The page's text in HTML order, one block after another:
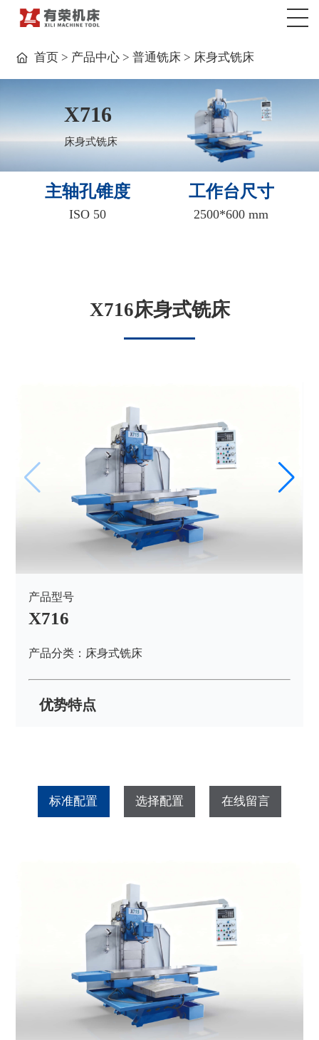
首页 > 产品中心 >普通铣床 > 床身式铣床
X716
床身式铣床
主轴孔锥度
ISO 50
工作台尺寸
2500*600 mm
X716床身式铣床
产品型号
X716
产品分类：床身式铣床
优势特点
标准配置 选择配置 在线留言